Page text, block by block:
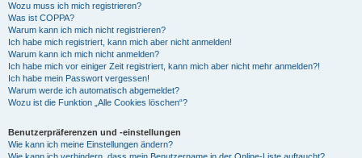
Wozu muss ich mich registrieren?
Was ist COPPA?
Warum kann ich mich nicht registrieren?
Ich habe mich registriert, kann mich aber nicht anmelden!
Warum kann ich mich nicht anmelden?
Ich habe mich vor einiger Zeit registriert, kann mich aber nicht mehr anmelden?!
Ich habe mein Passwort vergessen!
Warum werde ich automatisch abgemeldet?
Wozu ist die Funktion „Alle Cookies löschen“?
Benutzerpräferenzen und -einstellungen
Wie kann ich meine Einstellungen ändern?